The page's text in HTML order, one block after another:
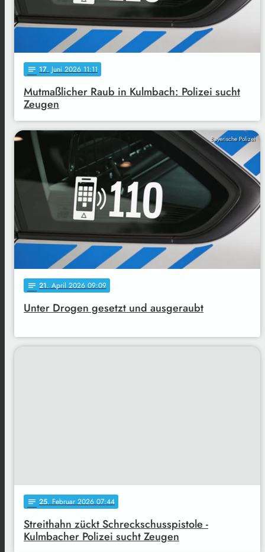
notes 17. Juni 2026 11:11
Mutmaßlicher Raub in Kulmbach: Polizei sucht
Zeugen
Bayerische Polizei
notes 21. April 2026 09:09
Unter Drogen gesetzt und ausgeraubt
notes 25. Februar 2026 07:44
Streithahn zückt Schreckschusspistole -
Kulmbacher Polizei sucht Zeugen